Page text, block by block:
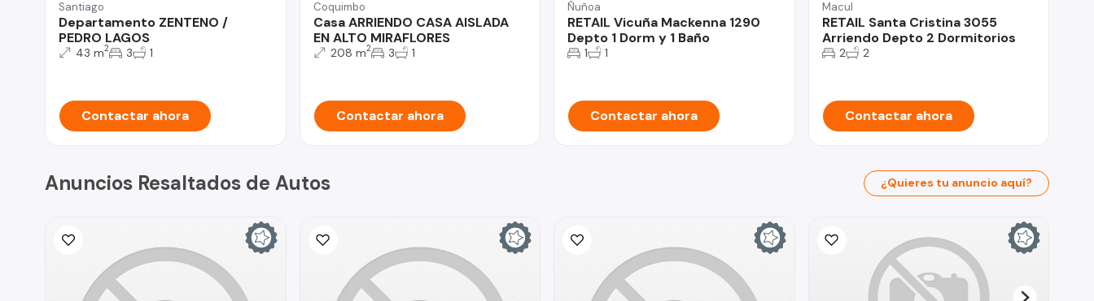
Santiago
Departamento ZENTENO /
PEDRO LAGOS
43 m2 3 1
Contactar ahora
Coquimbo
Casa ARRIENDO CASA AISLADA
EN ALTO MIRAFLORES
208 m2 3 1
Contactar ahora
Ñuñoa
RETAIL Vicuña Mackenna 1290
Depto 1 Dorm y 1 Baño
1 1
Contactar ahora
Macul
RETAIL Santa Cristina 3055
Arriendo Depto 2 Dormitorios
2 2
Contactar ahora
Anuncios Resaltados de Autos ¿Quieres tu anuncio aquí?